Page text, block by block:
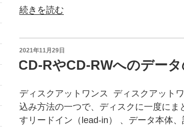
業
な
ど
を
紹
介！”
の
(複
行
う
た
に
は
オ
“ダ
ン
グ
10”
続きを読む
投
稿
日:
2021年11月29日
CD-RやCD-RWへのデー
ディスクアットワンス ディスクアット
込み方法の一つで、ディスクに一度に
すリードイン（lead-in） 、データ本体